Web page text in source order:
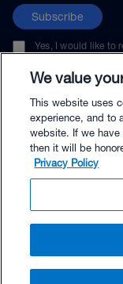
Subscribe
Yes, I would like to
unsubscribe at any
© TrainingPeaks, LLC
We value
This website uses
experience, and to
website. If we have
then it will be
Privacy Policy